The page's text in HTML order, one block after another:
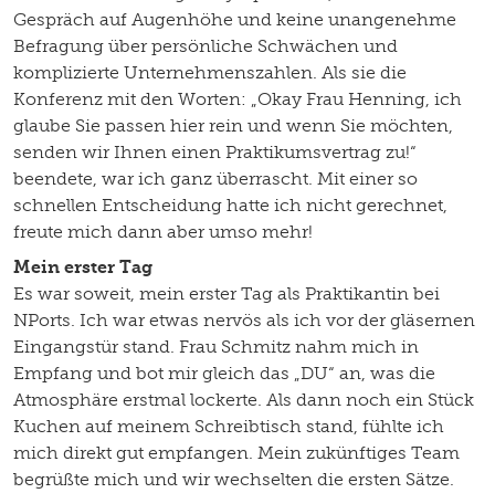
Gespräch auf Augenhöhe und keine unangenehme
Befragung über persönliche Schwächen und
komplizierte Unternehmenszahlen. Als sie die
Konferenz mit den Worten: „Okay Frau Henning, ich
glaube Sie passen hier rein und wenn Sie möchten,
senden wir Ihnen einen Praktikumsvertrag zu!“
beendete, war ich ganz überrascht. Mit einer so
schnellen Entscheidung hatte ich nicht gerechnet,
freute mich dann aber umso mehr!
Mein erster Tag
Es war soweit, mein erster Tag als Praktikantin bei
NPorts. Ich war etwas nervös als ich vor der gläsernen
Eingangstür stand. Frau Schmitz nahm mich in
Empfang und bot mir gleich das „DU“ an, was die
Atmosphäre erstmal lockerte. Als dann noch ein Stück
Kuchen auf meinem Schreibtisch stand, fühlte ich
mich direkt gut empfangen. Mein zukünftiges Team
begrüßte mich und wir wechselten die ersten Sätze.